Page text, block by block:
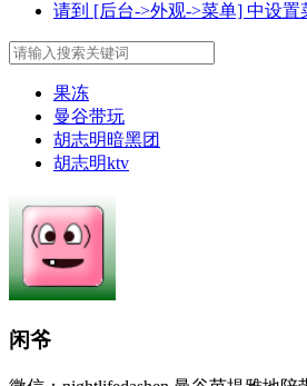
请到 [后台->外观->菜单] 中设置
果冻
曼谷带玩
胡志明暗黑团
胡志明ktv
闲爷